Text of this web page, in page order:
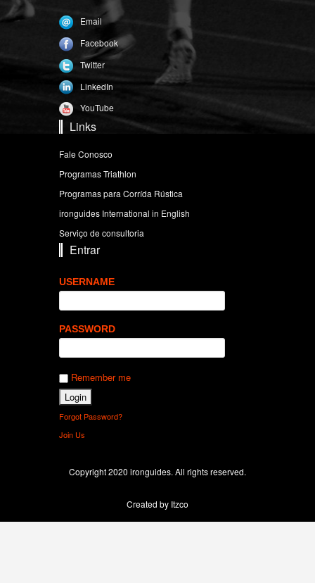
Email
Facebook
Twitter
LinkedIn
YouTube
Links
Fale Conosco
Programas Triathlon
Programas para Corrída Rústica
ironguides International in English
Serviço de consultoria
Entrar
USERNAME
PASSWORD
Remember me
Forgot Password?
Join Us
Copyright 2020 ironguides. All rights reserved.
Created by Itzco